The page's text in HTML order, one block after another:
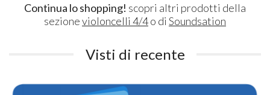
Continua lo shopping! scopri altri prodotti della
sezionevioloncelli 4/4o di Soundsation
Visti di recente